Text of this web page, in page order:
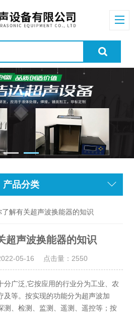
产品分类
了解有关超声波换能器的知识
超声波换能器的知识
05-16 点击量： 2550
分广泛,它按应用的行业分为工业、农
及等。按实现的功能分为超声波加
测、检测、监测、遥测、遥控等；按